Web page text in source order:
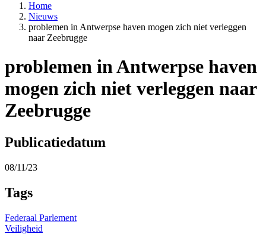
Home
Nieuws
problemen in Antwerpse haven mogen zich niet verleggen
naar Zeebrugge
problemen in Antwerpse haven
mogen zich niet verleggen naar
Zeebrugge
Publicatiedatum
08/11/23
Tags
Federaal Parlement
Veiligheid